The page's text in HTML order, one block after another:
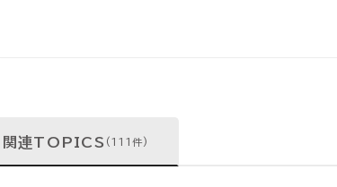
関連TOPICS (111件)